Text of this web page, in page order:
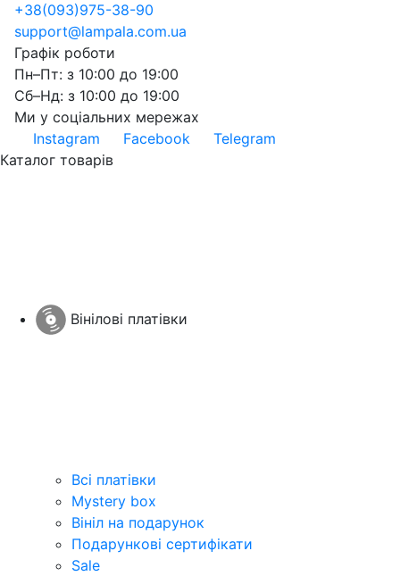
+38(093)975-38-90
support@lampala.com.ua
Графік роботи
Пн–Пт: з 10:00 до 19:00
Сб–Нд: з 10:00 до 19:00
Ми у соціальних мережах
Instagram
Facebook
Telegram
Каталог товарів
Вінілові платівки
Всі платівки
Mystery box
Вініл на подарунок
Подарункові сертифікати
Sale